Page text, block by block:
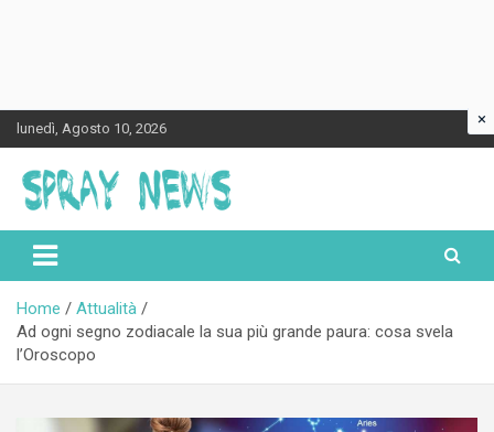
Skip
to
content
lunedì, Agosto 10, 2026
Spraynews.it
Home
Attualità
Ad ogni segno zodiacale la sua più grande paura: cosa svela
l’Oroscopo
×